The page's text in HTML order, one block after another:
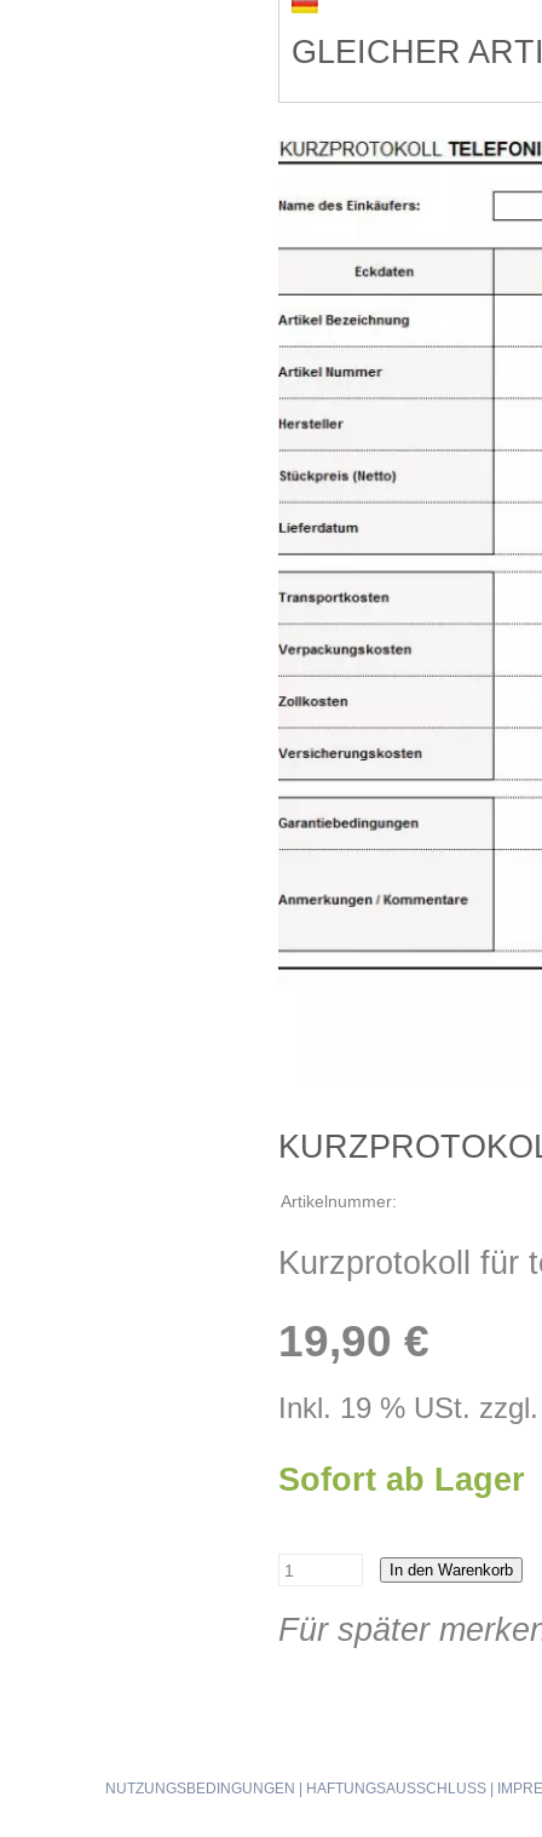
GLEICHER
Artikelnummer:
Kurzprotokoll für
19,90 €
Inkl. 19 % USt.
Sofort ab Lager
In den Warenkorb
Für später
NUTZUNGSBEDINGUNGEN HAFTUNGSAUSSCHLUSS